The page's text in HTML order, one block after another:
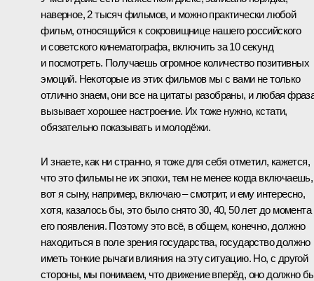
наверное, 2 тысяч фильмов, и можно практически любой
фильм, относящийся к сокровищнице нашего российского
и советского кинематографа, включить за 10 секунд
и посмотреть. Получаешь огромное количество позитивных
эмоций. Некоторые из этих фильмов мы с вами не только
отлично знаем, они все на цитаты разобраны, и любая
вызывает хорошее настроение. Их тоже нужно, кстати,
обязательно показывать и молодёжи.
И знаете, как ни странно, я тоже для себя отметил, кажется,
что это фильмы не их эпохи, тем не менее когда включаешь,
вот я сыну, например, включаю – смотрит, и ему интересно,
хотя, казалось бы, это было снято 30, 40, 50 лет до момента
его появления. Поэтому это всё, в общем, конечно, должно
находиться в поле зрения государства, государство должно
иметь тонкие рычаги влияния на эту ситуацию. Но, с другой
стороны, мы понимаем, что движение вперёд, оно должно